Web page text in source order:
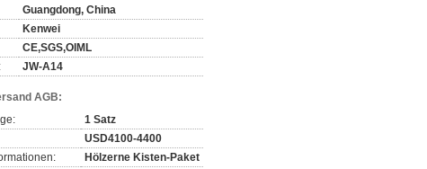
Guangdong, China
Kenwei
CE,SGS,OIML
JW-A14
AGB:
1 Satz
USD4100-4400
Hölzerne Kisten-Paket